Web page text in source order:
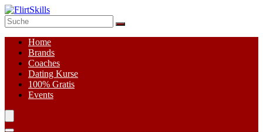
Home
Brands
Coaches
Dating Kurse
100% Gratis
Events